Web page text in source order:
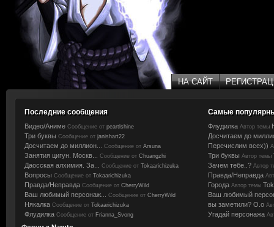
НА САЙТ
НА САЙТ
Последние сообщения Самые
Видео/Аниме Сообщение от peartlshine
Три буквы Сообщение от janishart22
Досчитаем до миллион... Сообщение от Arsuna
Занятия цигун. Москв... Сообщение от Chuangzhi
Даосская алхимия. За... Сообщение от Tokaarichizuka
Вопросы Сообщение от Tokaarichizuka
Правда/Неправда Сообщение от CherryWild
Ваш любимый персонаж... Сообщение от CherryWild
Някалка Сообщение от Tokaarichizuka
Флудилка Сообщение от Frianna_Svong
Флудилка Автор темы
Досчитаем до
Перечислим всех))
Три буквы Автор темы
Зачем тебе..? Автор
Правда/Неправда
Города Автор темы
Ваш любимый
вы заметили? О.о
Угадай персонажа